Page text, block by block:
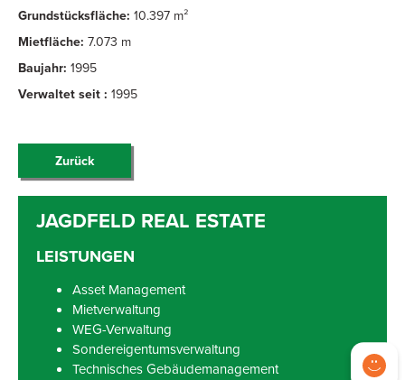
Grundstücksfläche: 10.397 m²
Mietfläche: 7.073 m
Baujahr: 1995
Verwaltet seit : 1995
Zurück
LEISTUNGEN
Asset Management
Mietverwaltung
WEG-Verwaltung
Sondereigentumsverwaltung
Technisches Gebäudemanagement